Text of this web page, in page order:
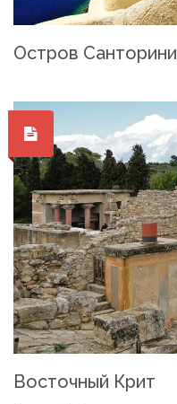
Остров Санторини
Восточный Крит